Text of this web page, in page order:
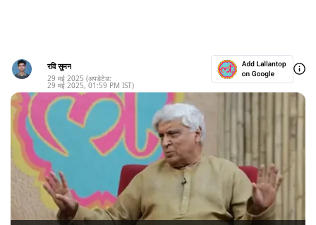
रवि सुमन
29 मई 2025 (अपडेटेड:
29 मई 2025, 01:59 PM IST)